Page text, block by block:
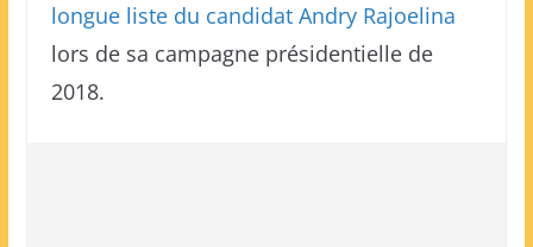
longue liste du candidat Andry Rajoelina
lors de sa campagne présidentielle de
2018.